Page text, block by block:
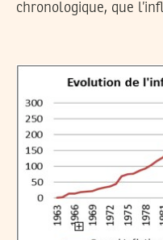
chronologique, que